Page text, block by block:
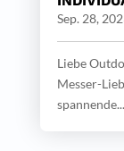
Sep. 28,
Liebe
Messer-
spannende...